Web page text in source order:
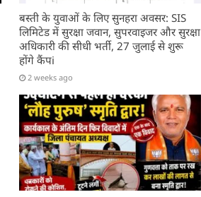
बस्ती के युवाओं के लिए सुनहरा अवसर: SIS
लिमिटेड में सुरक्षा जवान, सुपरवाइजर और सुरक्षा
अधिकारी की सीधी भर्ती, 27 जुलाई से शुरू
होंगे कैंपi
2 weeks ago